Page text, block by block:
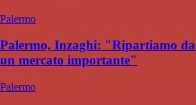
Palermo
Palermo, Inzaghi: "Ripartiamo
un mercato importante"
Palermo